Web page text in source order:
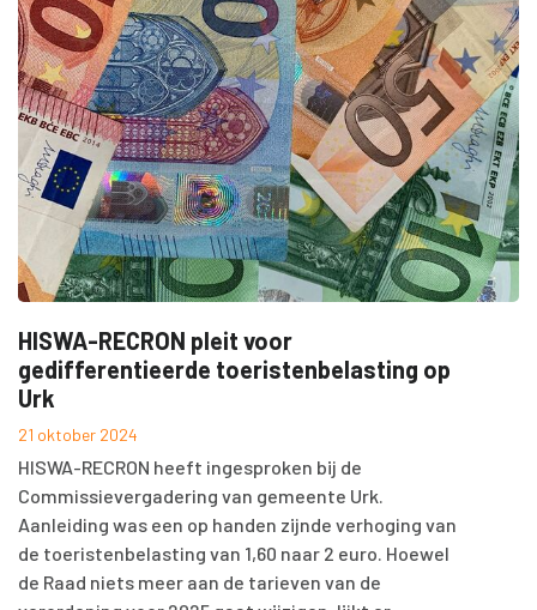
HISWA-RECRON pleit voor
gedifferentieerde toeristenbelasting op
Urk
21 oktober 2024
HISWA-RECRON heeft ingesproken bij de
Commissievergadering van gemeente Urk.
Aanleiding was een op handen zijnde verhoging van
de toeristenbelasting van 1,60 naar 2 euro. Hoewel
de Raad niets meer aan de tarieven van de